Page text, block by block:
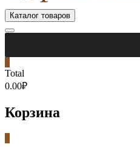
Каталог товаров
Total
0.00₽
Корзина